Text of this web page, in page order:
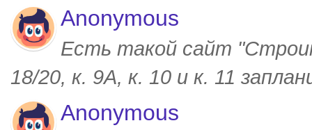
Anonymous
Есть такой сайт
18/20, к. 9А, к. 10 и к. 11
Anonymous